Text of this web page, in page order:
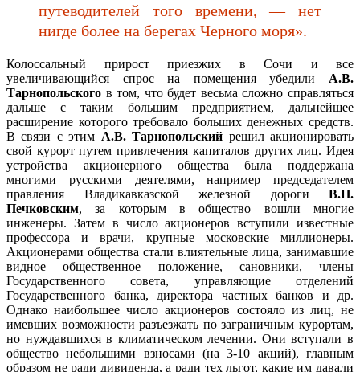
путеводителей того времени, — нет
нигде более на берегах Черного моря».
Колоссальный прирост приезжих в Сочи и все
увеличивающийся спрос на помещения убедили А.В.
Тарнопольского в том, что будет весьма сложно справляться
дальше с таким большим предприятием, дальнейшее
расширение которого требовало больших денежных средств.
В связи с этим А.В. Тарнопольский решил акционировать
свой курорт путем привлечения капиталов других лиц. Идея
устройства акционерного общества была поддержана
многими русскими деятелями, например председателем
правления Владикавказской железной дороги В.Н.
Печковским, за которым в общество вошли многие
инженеры. Затем в число акционеров вступили известные
профессора и врачи, крупные московские миллионеры.
Акционерами общества стали влиятельные лица, занимавшие
видное общественное положение, сановники, члены
Государственного совета, управляющие отделений
Государственного банка, директора частных банков и др.
Однако наибольшее число акционеров состояло из лиц, не
имевших возможности разъезжать по заграничным курортам,
но нуждавшихся в климатическом лечении. Они вступали в
общество небольшими взносами (на 3-10 акций), главным
образом не ради дивиденда, а ради тех льгот, какие им давали